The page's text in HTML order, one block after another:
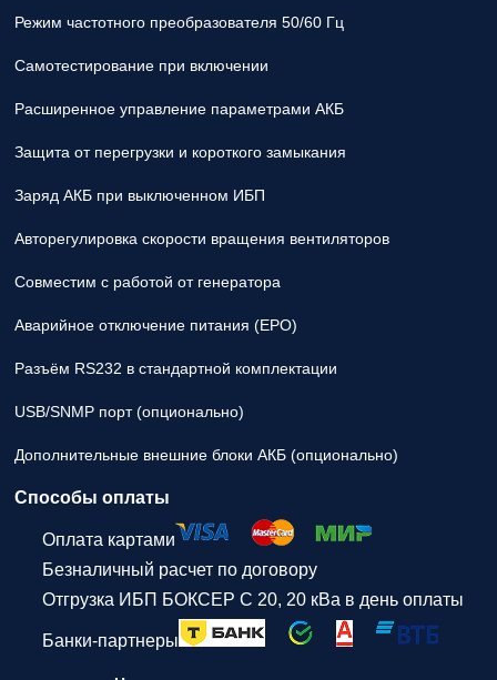
Режим частотного преобразователя 50/60 Гц
Самотестирование при включении
Расширенное управление параметрами АКБ
Защита от перегрузки и короткого замыкания
Заряд АКБ при выключенном ИБП
Авторегулировка скорости вращения вентиляторов
Совместим с работой от генератора
Аварийное отключение питания (EPO)
Разъём RS232 в стандартной комплектации
USB/SNMP порт (опционально)
Дополнительные внешние блоки АКБ (опционально)
Способы оплаты
Оплата картами
Безналичный расчет по договору
Отгрузка ИБП БОКСЕР С 20, 20 кВа в день оплаты
Банки-партнеры